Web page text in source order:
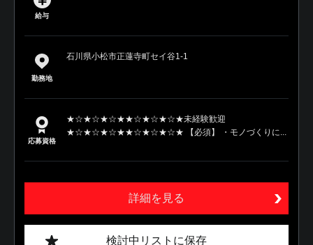
給与
勤務地
石川県小松市正蓮寺町セイ谷1-1
応募資格
★☆★☆★☆★★☆★☆★☆★未経験歓迎
★☆★☆★☆★★☆★☆★☆★ 【必須】 ・モノづくりに...
詳細を見る
検討中リストに保存